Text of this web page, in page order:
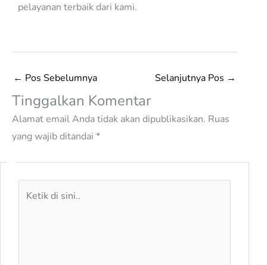
pelayanan terbaik dari kami.
← Pos Sebelumnya Selanjutnya Pos →
Tinggalkan Komentar
Alamat email Anda tidak akan dipublikasikan. Ruas
yang wajib ditandai *